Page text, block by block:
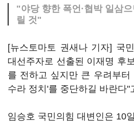
"야당 향한 폭언·협박 일삼
릴 것"
[뉴스토마토 권새나 기자] 국
대선주자로 선출된 이재명 후
를 전하고 싶지만 큰 우려부터
수라 정치'를 중단하길 바란다"
임승호 국민의힘 대변인은 10